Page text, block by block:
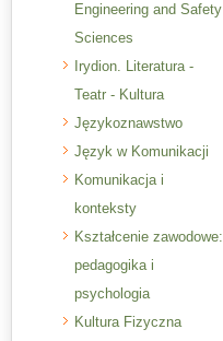
Engineering and Safety
Sciences
Irydion. Literatura -
Teatr - Kultura
Językoznawstwo
Język w Komunikacji
Komunikacja i
konteksty
Kształcenie zawodowe:
pedagogika i
psychologia
Kultura Fizyczna